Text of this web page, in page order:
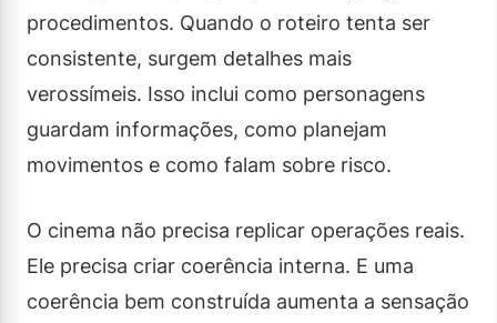
procedimentos. Quando o roteiro tenta ser
consistente, surgem detalhes mais
verossímeis. Isso inclui como personagens
guardam informações, como planejam
movimentos e como falam sobre risco.
O cinema não precisa replicar operações reais.
Ele precisa criar coerência interna. E uma
coerência bem construída aumenta a sensação